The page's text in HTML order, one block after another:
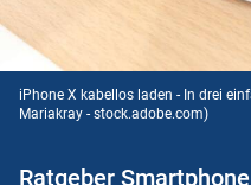
iPhone X kabellos laden - In drei
Mariakray - stock.adobe.com)
Ratgeber Smartphone